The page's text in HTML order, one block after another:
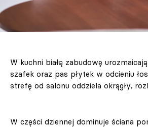
W kuchni białą zabudowę
szafek oraz pas płytek w odcieniu
strefę od salonu oddziela okrągły,
W części dziennej dominuje ściana